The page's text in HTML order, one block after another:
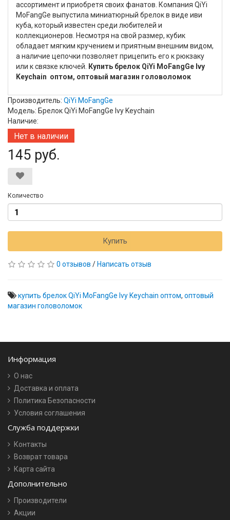
ассортимент и приобретя своих фанатов. Компания QiYi
MoFangGe выпустила миниатюрный брелок в виде иви
куба, который известен среди любителей и
коллекционеров. Несмотря на свой размер, кубик
обладает мягким кручением и приятным внешним видом,
а наличие цепочки позволяет прицепить его к рюкзаку
или к связке ключей.
Купить брелок QiYi MoFangGe Ivy
Keychain оптом, оптовый магазин головоломок
Производитель: QiYi MoFangGe
Модель: Брелок QiYi MoFangGe Ivy Keychain
Наличие:
Нет в наличии
145 руб.
Количество
Купить
0 отзывов / Написать отзыв
купить брелок QiYi MoFangGe Ivy Keychain оптом, оптовый
магазин головоломок
Информация
О нас
Доставка и оплата
Политика Безопасности
Условия соглашения
Служба поддержки
Контакты
Возврат товара
Карта сайта
Дополнительно
Производители
Акции